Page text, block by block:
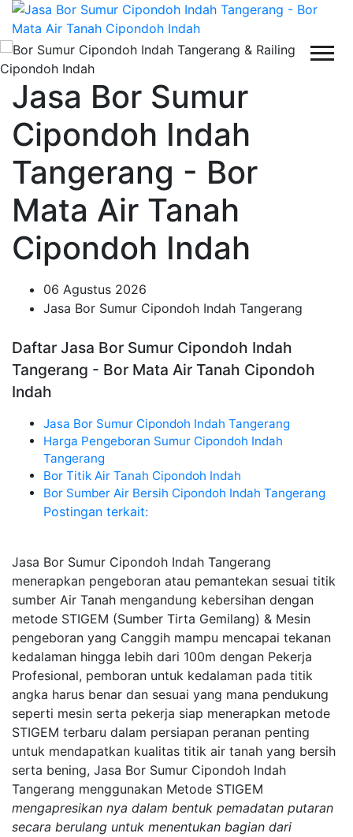
Jasa Bor Sumur
Cipondoh Indah
Tangerang - Bor
Mata Air Tanah
Cipondoh Indah
06 Agustus 2026
Jasa Bor Sumur Cipondoh Indah Tangerang
Daftar Jasa Bor Sumur Cipondoh Indah
Tangerang - Bor Mata Air Tanah Cipondoh
Indah
Jasa Bor Sumur Cipondoh Indah Tangerang
Harga Pengeboran Sumur Cipondoh Indah
Tangerang
Bor Titik Air Tanah Cipondoh Indah
Bor Sumber Air Bersih Cipondoh Indah Tangerang
Postingan terkait:
Jasa Bor Sumur Cipondoh Indah Tangerang
menerapkan pengeboran atau pemantekan sesuai titik
sumber Air Tanah mengandung kebersihan dengan
metode STIGEM (Sumber Tirta Gemilang) & Mesin
pengeboran yang Canggih mampu mencapai tekanan
kedalaman hingga lebih dari 100m dengan Pekerja
Profesional, pemboran untuk kedalaman pada titik
angka harus benar dan sesuai yang mana pendukung
seperti mesin serta pekerja siap menerapkan metode
STIGEM terbaru dalam persiapan peranan penting
untuk mendapatkan kualitas titik air tanah yang bersih
serta bening, Jasa Bor Sumur Cipondoh Indah
Tangerang menggunakan Metode STIGEM
mengapresikan nya dalam bentuk pemadatan putaran
secara berulang untuk menentukan bagian dari